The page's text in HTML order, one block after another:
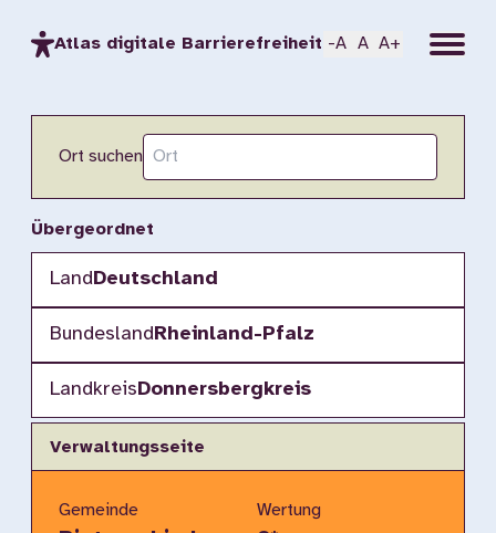
Atlas digitale Barrierefreiheit -A A A+ Menu
Ort suchen
Übergeordnet
LandDeutschland
BundeslandRheinland-Pfalz
LandkreisDonnersbergkreis
Verwaltungsseite
Gemeinde Wertung